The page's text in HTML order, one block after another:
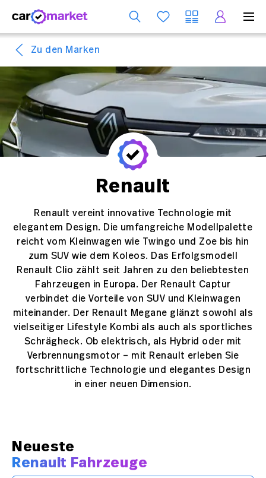
Zu den Marken
Renault
Renault vereint innovative Technologie mit
elegantem Design. Die umfangreiche Modellpalette
reicht vom Kleinwagen wie Twingo und Zoe bis hin
zum SUV wie dem Koleos. Das Erfolgsmodell
Renault Clio zählt seit Jahren zu den beliebtesten
Fahrzeugen in Europa. Der Renault Captur
verbindet die Vorteile von SUV und Kleinwagen
miteinander. Der Renault Megane glänzt sowohl als
vielseitiger Lifestyle Kombi als auch als sportliches
Schrägheck. Ob elektrisch, als Hybrid oder mit
Verbrennungsmotor – mit Renault erleben Sie
fortschrittliche Technologie und elegantes Design
in einer neuen Dimension.
Neueste
Renault Fahrzeuge